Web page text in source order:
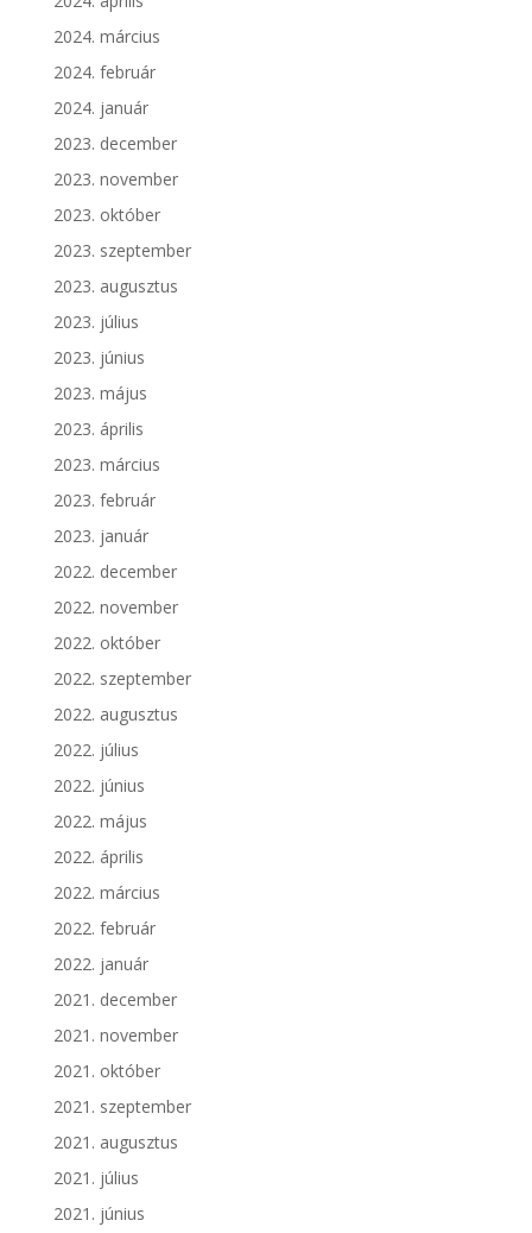
2024. március
2024. február
2024. január
2023. december
2023. november
2023. október
2023. szeptember
2023. augusztus
2023. július
2023. június
2023. május
2023. április
2023. március
2023. február
2023. január
2022. december
2022. november
2022. október
2022. szeptember
2022. augusztus
2022. július
2022. június
2022. május
2022. április
2022. március
2022. február
2022. január
2021. december
2021. november
2021. október
2021. szeptember
2021. augusztus
2021. július
2021. június